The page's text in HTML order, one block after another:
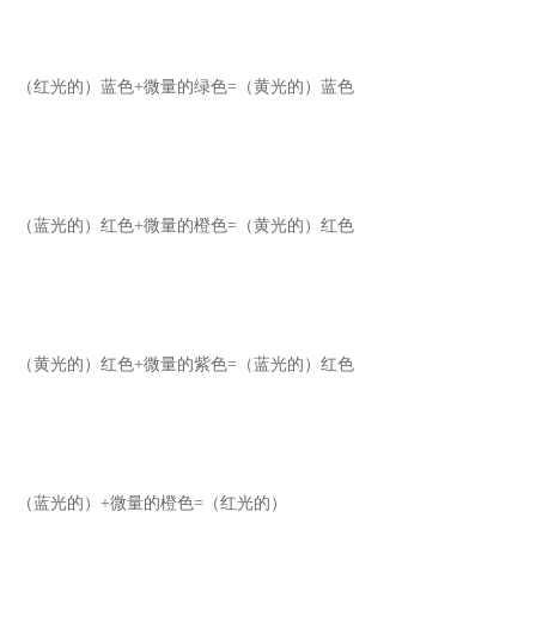
（红光的）蓝色+微量的绿色=（黄光的）蓝色
（蓝光的）红色+微量的橙色=（黄光的）红色
（黄光的）红色+微量的紫色=（蓝光的）红色
（蓝光的）+微量的橙色=（红光的）